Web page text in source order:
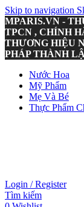
Skip to navigation
MPARIS.VN -
TPCN , CHÍNH
THƯƠNG HIỆU
PHÁP THÀNH
Nước Hoa
Mỹ Phẩm
Mẹ Và Bé
Thực Phẩm
Login / Register
Tìm kiếm